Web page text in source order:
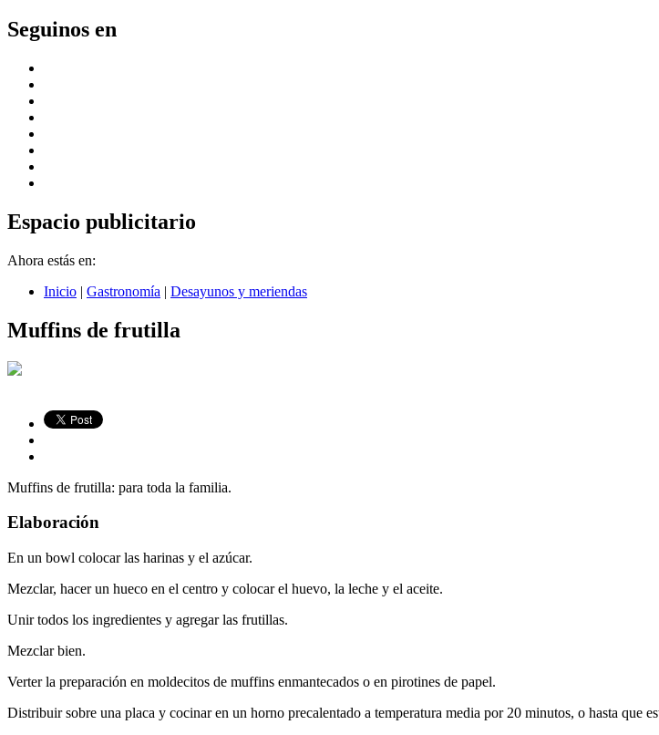
Seguinos en
Espacio publicitario
Ahora estás en:
Inicio | Gastronomía | Desayunos y meriendas
Muffins de frutilla
Muffins de frutilla: para toda la familia.
Elaboración
En un bowl colocar las harinas y el azúcar.
Mezclar, hacer un hueco en el centro y colocar el huevo, la leche y el aceite.
Unir todos los ingredientes y agregar las frutillas.
Mezclar bien.
Verter la preparación en moldecitos de muffins enmantecados o en pirotines de papel.
Distribuir sobre una placa y cocinar en un horno precalentado a temperatura media por 20 minutos, o hasta que